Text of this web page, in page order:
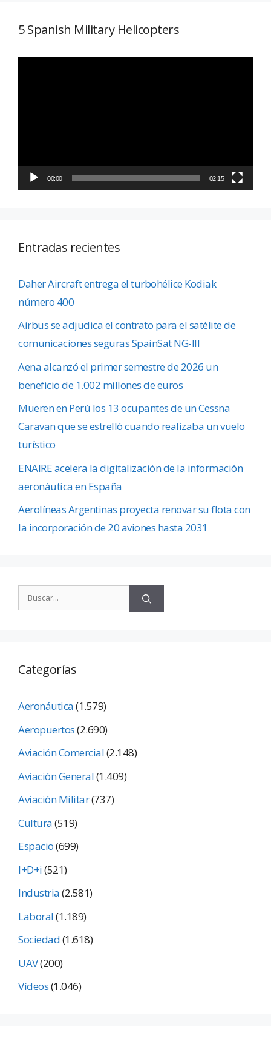
5 Spanish Military Helicopters
00:00 02:15
Entradas recientes
Daher Aircraft entrega el turbohélice Kodiak
número 400
Airbus se adjudica el contrato para el satélite de
comunicaciones seguras SpainSat NG-III
Aena alcanzó el primer semestre de 2026 un
beneficio de 1.002 millones de euros
Mueren en Perú los 13 ocupantes de un Cessna
Caravan que se estrelló cuando realizaba un vuelo
turístico
ENAIRE acelera la digitalización de la información
aeronáutica en España
Aerolíneas Argentinas proyecta renovar su flota con
la incorporación de 20 aviones hasta 2031
Categorías
Aeronáutica(1.579)
Aeropuertos(2.690)
Aviación Comercial(2.148)
Aviación General(1.409)
Aviación Militar(737)
Cultura(519)
Espacio(699)
I+D+i(521)
Industria(2.581)
Laboral(1.189)
Sociedad(1.618)
UAV(200)
Vídeos(1.046)